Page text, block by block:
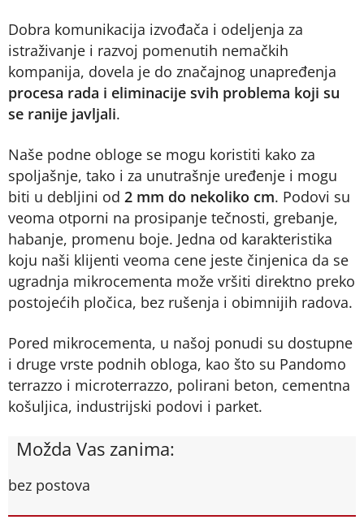
Dobra komunikacija izvođača i odeljenja za
istraživanje i razvoj pomenutih nemačkih
kompanija, dovela je do značajnog unapređenja
procesa rada i eliminacije svih problema koji su
se ranije javljali.
Naše podne obloge se mogu koristiti kako za
spoljašnje, tako i za unutrašnje uređenje i mogu
biti u debljini od 2 mm do nekoliko cm. Podovi su
veoma otporni na prosipanje tečnosti, grebanje,
habanje, promenu boje. Jedna od karakteristika
koju naši klijenti veoma cene jeste činjenica da se
ugradnja mikrocementa može vršiti direktno preko
postojećih pločica, bez rušenja i obimnijih radova.
Pored mikrocementa, u našoj ponudi su dostupne
i druge vrste podnih obloga, kao što su Pandomo
terrazzo i microterrazzo, polirani beton, cementna
košuljica, industrijski podovi i parket.
Možda Vas zanima:
bez postova